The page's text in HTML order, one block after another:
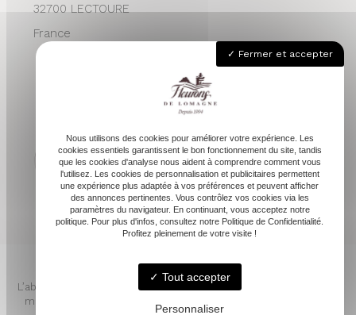
32700 LECTOURE
France
contactvpc@fleuronsdelomagne.com
Depuis 1994
L’abus d’alcool est dangereux pour la santé. À consommer avec
modération. Pour votre santé, mangez au moins cinq fruits et
Fermer et accepter
Nous utilisons des cookies pour améliorer votre expérience. Les
cookies essentiels garantissent le bon fonctionnement du site, tandis
que les cookies d'analyse nous aident à comprendre comment vous
l'utilisez. Les cookies de personnalisation et publicitaires permettent
une expérience plus adaptée à vos préférences et peuvent afficher
des annonces pertinentes. Vous contrôlez vos cookies via les
paramètres du navigateur. En continuant, vous acceptez notre
politique. Pour plus d'infos, consultez notre Politique de Confidentialité.
Profitez pleinement de votre visite !
Tout accepter
Personnaliser